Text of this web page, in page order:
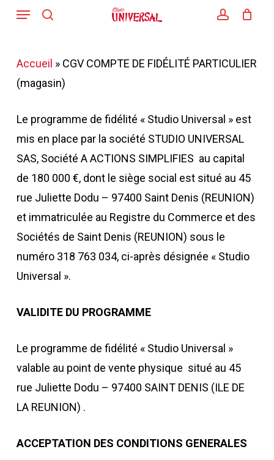
Skip
content
Menu
Accueil » CGV COMPTE DE FIDÉLITÉ PARTICULIER
(magasin)
Le programme de fidélité « Studio Universal » est
mis en place par la société STUDIO UNIVERSAL
SAS, Société A ACTIONS SIMPLIFIES au capital
de 180 000 €, dont le siège social est situé au 45
rue Juliette Dodu – 97400 Saint Denis (REUNION)
et immatriculée au Registre du Commerce et des
Sociétés de Saint Denis (REUNION) sous le
numéro 318 763 034, ci-après désignée « Studio
Universal ».
VALIDITE DU PROGRAMME
Le programme de fidélité « Studio Universal »
valable au point de vente physique situé au 45
rue Juliette Dodu – 97400 SAINT DENIS (ILE DE
LA REUNION) .
ACCEPTATION DES CONDITIONS GENERALES